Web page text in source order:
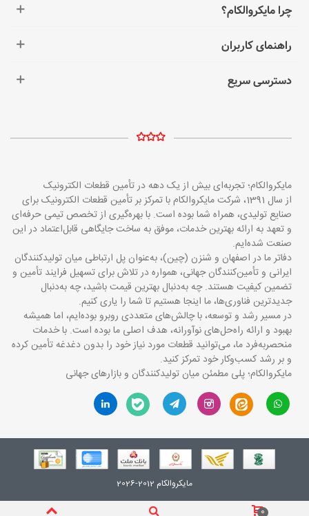
چرا مایکروالکام؟
راهنمای کاربران
دسترسی سریع
مایکروالکام؛ تجربه‌ای بیش از یک دهه در تأمین قطعات الکترونیک
از سال 1391، شرکت مایکروالکام با تمرکز بر تأمین قطعات الکترونیک برای
صنایع تولیدی، همراه شما بوده است. با بهره‌گیری از تخصص تیمی حرفه‌ای
و تعهد به ارائه بهترین خدمات، موفق به ساخت جایگاهی قابل‌اعتماد در این
صنعت شده‌ایم.
دفاتر ما در اصفهان و شنزن (چین)، به‌عنوان پل ارتباطی میان تولیدکنندگان
ایرانی و تأمین‌کنندگان جهانی، همواره در تلاش برای تسهیل فرایند تأمین و
تضمین کیفیت هستند. چه به‌دنبال بهترین قیمت باشید، چه به‌دنبال
جدیدترین فناوری‌ها، ما اینجا هستیم تا شما را یاری کنیم.
در مسیر رشد و توسعه، با چالش‌های متعددی روبرو بوده‌ایم، اما همیشه
بهبود و ارائه راه‌حل‌های نوآورانه، هدف اصلی ما بوده است. با خدمات
منحصربه‌فرد ما، می‌توانید قطعات مورد نیاز خود را بدون دغدغه تأمین کرده
و بر رشد کسب‌وکار خود تمرکز کنید.
مایکروالکام؛ پلی مطمئن میان تولیدکنندگان و بازارهای جهانی
مایکروالکام 2012-2026
0